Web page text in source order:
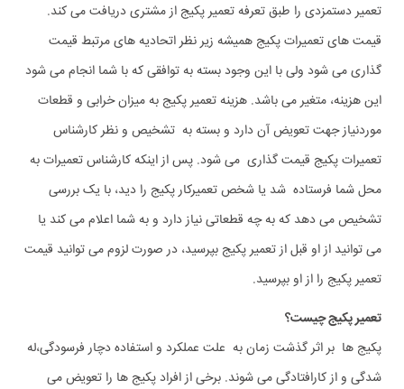
تعمیر دستمزدی را طبق تعرفه تعمیر پکیج از مشتری دریافت می کند.
قیمت های تعمیرات پکیج همیشه زیر نظر اتحادیه های مرتبط قیمت
گذاری می شود ولی با این وجود بسته به توافقی که با شما انجام می شود
این هزینه، متغیر می باشد. هزینه تعمیر پکیج به میزان خرابی و قطعات
موردنیاز جهت تعویض آن دارد و بسته به تشخیص و نظر کارشناس
تعمیرات پکیج قیمت گذاری می شود. پس از اینکه کارشناس تعمیرات به
محل شما فرستاده شد یا شخص تعمیرکار پکیج را دید، با یک بررسی
تشخیص می دهد که به چه قطعاتی نیاز دارد و به شما اعلام می کند یا
می توانید از او قبل از تعمیر پکیج بپرسید، در صورت لزوم می توانید قیمت
تعمیر پکیج را از او بپرسید.
تعمیر پکیج چیست؟
پکیج ها بر اثر گذشت زمان به علت عملکرد و استفاده دچار فرسودگی،له
شدگی و از کارافتادگی می شوند. برخی از افراد پکیج ها را تعویض می